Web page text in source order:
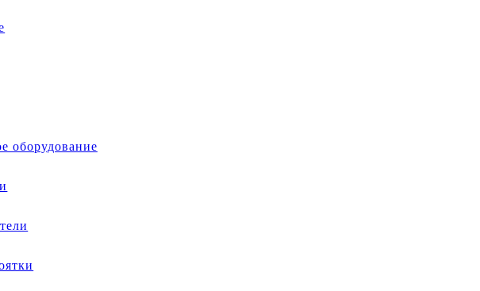
оборудование